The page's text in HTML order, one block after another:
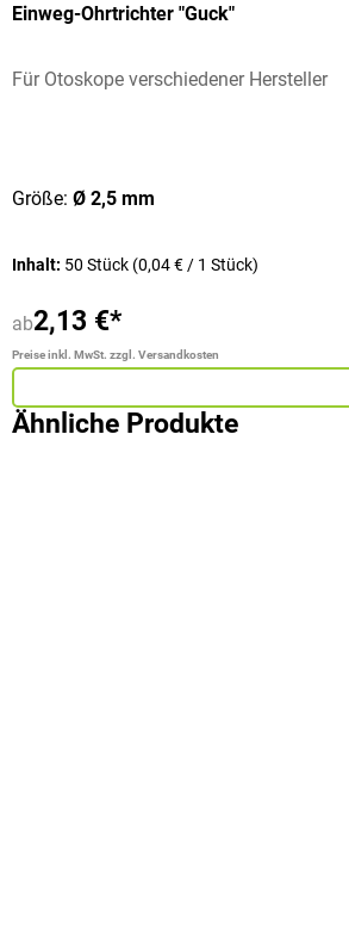
Einweg-Ohrtrichter "Guck"
Für Otoskope verschiedener Hersteller
Größe: Ø 2,5 mm
Inhalt: 50 Stück (0,04 € / 1 Stück)
ab2,13 €*
Preise inkl. MwSt. zzgl. Versandkosten
Ähnliche Produkte